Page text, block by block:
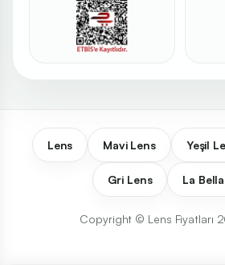
Lens Mavi Lens Yeşil
Gri Lens La
Copyright © Lens Fiyatları